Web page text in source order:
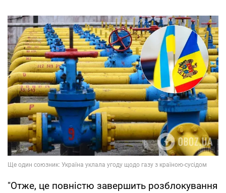
"Отже, це повністю завершить розблокування